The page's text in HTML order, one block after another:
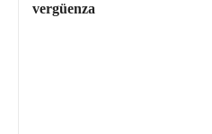
vergüenza